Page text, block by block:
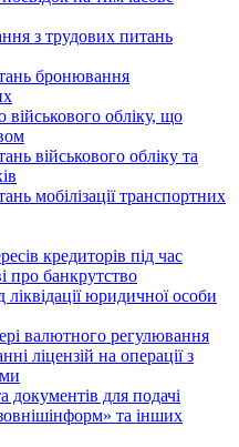
з трудових питань
бронювання
обліку, що
військового обліку та
мобілізації транспортних
кредиторів під час
про банкрутство
юридичної особи
валютного регулювання
ліцензій на операції з
документів для подачі
та інших